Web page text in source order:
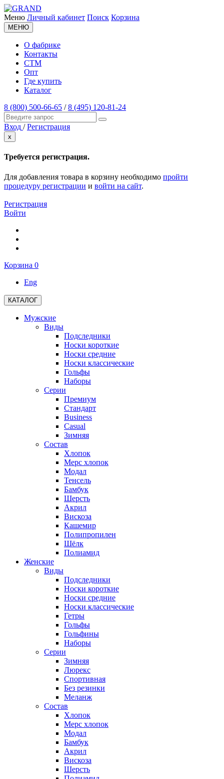
Меню Личный кабинет Поиск Корзина
МЕНЮ
О фабрике
Контакты
СТМ
Опт
Где купить
Каталог
8 (800) 500-66-65 /8 (495) 120-81-24
Вход / Регистрация
x
Требуется регистрация.
Для добавления товара в корзину необходимо пройти
процедуру регистрации и войти на сайт.
Регистрация
Войти
Корзина 0
Eng
КАТАЛОГ
Мужские
Виды
Подследники
Носки короткие
Носки средние
Носки классические
Гольфы
Наборы
Серии
Премиум
Стандарт
Business
Casual
Зимняя
Состав
Хлопок
Мерс хлопок
Модал
Тенсель
Бамбук
Шерсть
Акрил
Вискоза
Кашемир
Полипропилен
Шёлк
Полиамид
Женские
Виды
Подследники
Носки короткие
Носки средние
Носки классические
Гетры
Гольфы
Гольфины
Наборы
Серии
Зимняя
Люрекс
Спортивная
Без резинки
Меланж
Состав
Хлопок
Мерс хлопок
Модал
Бамбук
Акрил
Вискоза
Шерсть